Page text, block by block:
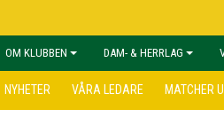
OM KLUBBEN DAM- & HERRLAG
NYHETER VÅRA LEDARE MATCHER